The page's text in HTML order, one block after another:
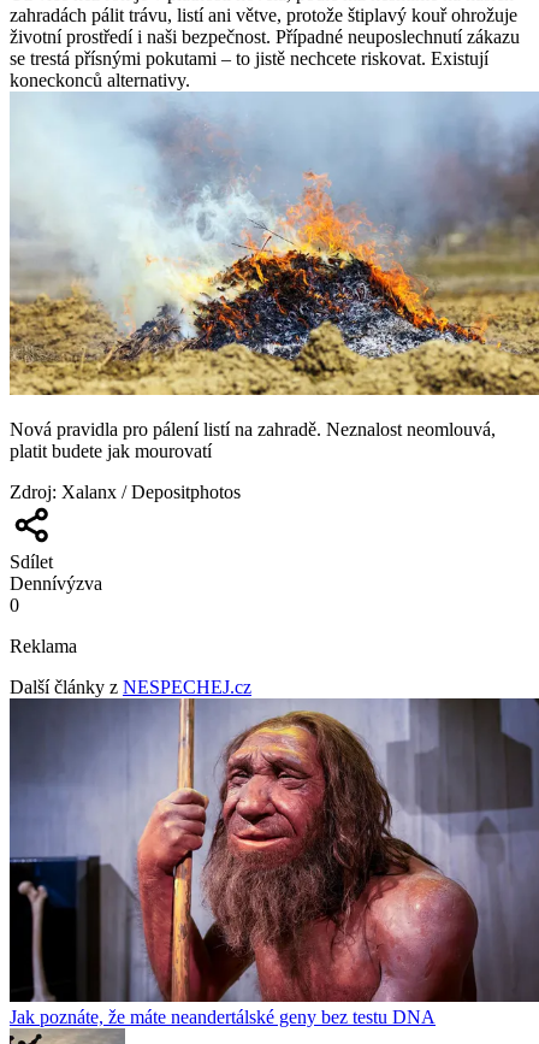
zahradách pálit trávu, listí ani větve, protože štiplavý kouř ohrožuje
životní prostředí i naši bezpečnost. Případné neuposlechnutí zákazu
se trestá přísnými pokutami – to jistě nechcete riskovat. Existují
koneckonců alternativy.
Nová pravidla pro pálení listí na zahradě. Neznalost neomlouvá,
platit budete jak mourovatí
Zdroj: Xalanx / Depositphotos
Sdílet
Dennívýzva
0
Reklama
Další články z NESPECHEJ.cz
Jak poznáte, že máte neandertálské geny bez testu DNA